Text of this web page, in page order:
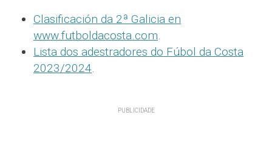
Clasificación da 2ª Galicia en
www.futboldacosta.com.
Lista dos adestradores do Fúbol da Costa
2023/2024.